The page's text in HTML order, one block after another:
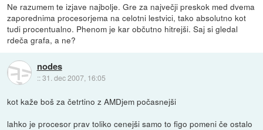
Ne razumem te izjave najbolje. Gre za največji preskok med dvema
zaporednima procesorjema na celotni lestvici, tako absolutno kot
tudi procentualno. Phenom je kar občutno hitrejši. Saj si gledal
rdeča grafa, a ne?
nodes
::31. dec 2007, 16:05
kot kaže boš za četrtino z AMDjem počasnejši
lahko je procesor prav toliko cenejši samo to figo pomeni če ostalo